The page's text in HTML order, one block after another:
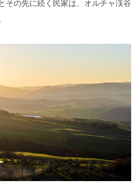
その先に続く民家は、オルチャ渓谷